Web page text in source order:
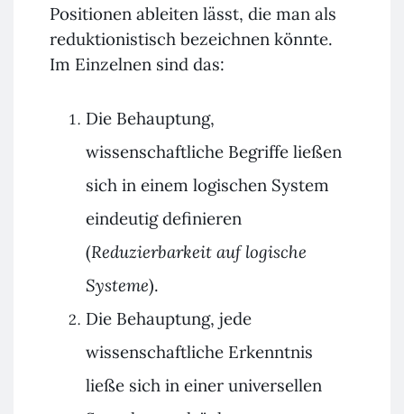
Positionen ableiten lässt, die man als
reduktionistisch bezeichnen könnte.
Im Einzelnen sind das:
Die Behauptung,
wissenschaftliche Begriffe ließen
sich in einem logischen System
eindeutig definieren
(Reduzierbarkeit auf logische
Systeme).
Die Behauptung, jede
wissenschaftliche Erkenntnis
ließe sich in einer universellen